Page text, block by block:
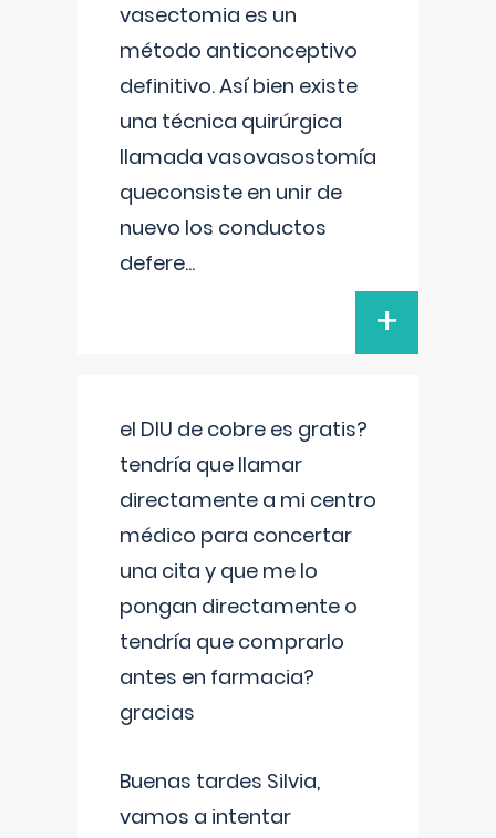
vasectomia es un
método anticonceptivo
definitivo. Así bien existe
una técnica quirúrgica
llamada vasovasostomía
queconsiste en unir de
nuevo los conductos
defere...
+
el DIU de cobre es gratis?
tendría que llamar
directamente a mi centro
médico para concertar
una cita y que me lo
pongan directamente o
tendría que comprarlo
antes en farmacia?
gracias
Buenas tardes Silvia,
vamos a intentar